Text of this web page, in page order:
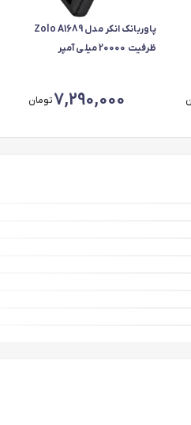
پاوربانک انکر مدل Zolo A1689
ظرفیت 20000 میلی آمپر
7,290,000تومان